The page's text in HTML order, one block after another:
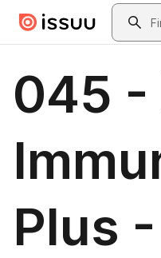
Skip to main contentSearch
045 -
Plus